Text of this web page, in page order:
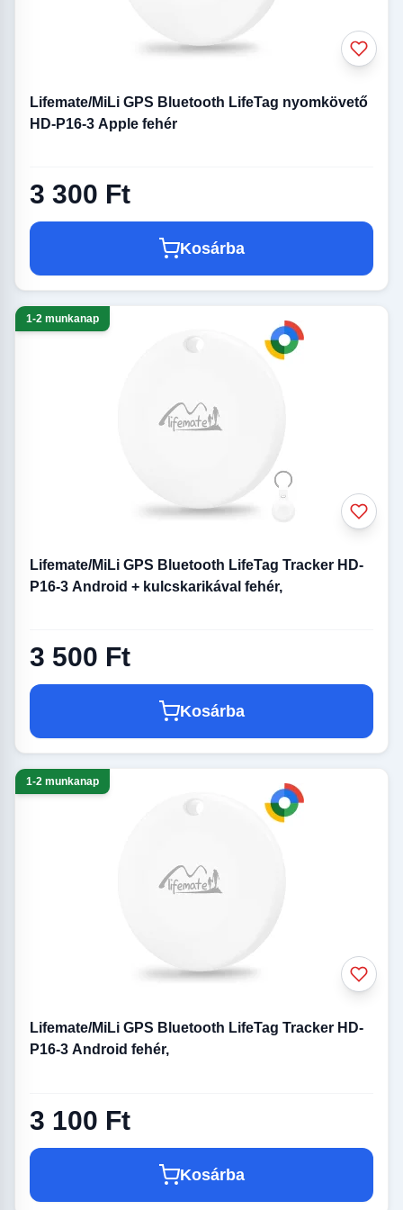
Lifemate/MiLi GPS Bluetooth LifeTag nyomkövető
HD-P16-3 Apple fehér
3 300 Ft
Kosárba
1-2 munkanap
Lifemate/MiLi GPS Bluetooth LifeTag Tracker HD-
P16-3 Android + kulcskarikával fehér,
3 500 Ft
Kosárba
1-2 munkanap
Lifemate/MiLi GPS Bluetooth LifeTag Tracker HD-
P16-3 Android fehér,
3 100 Ft
Kosárba